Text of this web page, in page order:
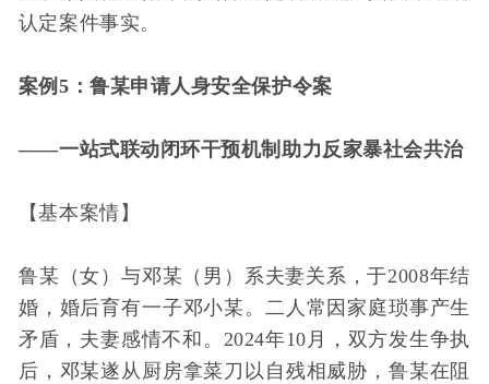
认定案件事实。
案例5：鲁某申请人身安全保护令案
——一站式联动闭环干预机制助力反家暴社会共治
【基本案情】
鲁某（女）与邓某（男）系夫妻关系，于2008年结
婚，婚后育有一子邓小某。二人常因家庭琐事产生
矛盾，夫妻感情不和。2024年10月，双方发生争执
后，邓某遂从厨房拿菜刀以自残相威胁，鲁某在阻